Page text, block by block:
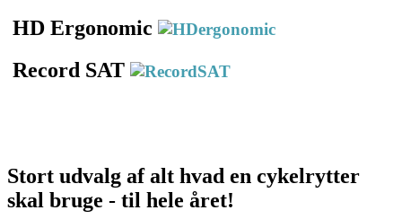
HD Ergonomic
Record SAT
Stort udvalg af alt hvad en cykelrytter
skal bruge - til hele året!